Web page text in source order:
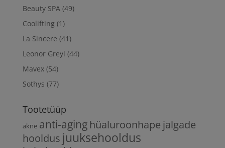
Beauty SPA (49)
Coolifting (1)
La Sincere (41)
Leonor Greyl (44)
Mavex (54)
Sothys (77)
Tootetüüp
akne anti-aging hüaluroonhape jalgade
hooldus juuksehooldus